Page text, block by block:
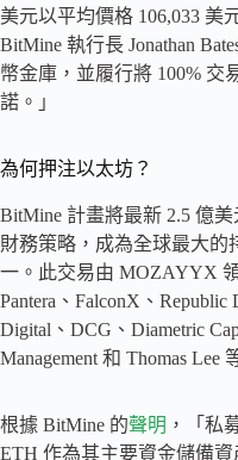
美元以平均價格 106,033 美
BitMine 執行長 Jonathan
幣金庫，並履行將 100% 交
諾。」
為何押注以太坊？
BitMine 計畫將最新 2.5 億
財務策略，成為全球最大的
一。此交易由 MOZAYYX 領
Pantera、FalconX、
Digital、DCG、Diametric
Management 和 Thomas Lee
根據 BitMine 的聲明 ，「私
ETH 作為其主要資金儲備